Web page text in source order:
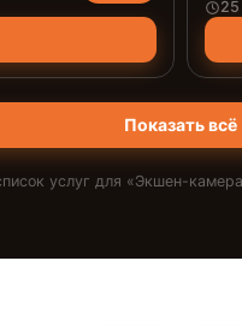
Показать всё
услуг для «Экшен-камера